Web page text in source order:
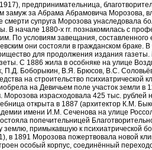
предпринимательница,
замуж за Абрама Абрамовича Морозова,
супруга Морозова унаследовала
В начале 1880-х гг. познакомилась с
По условиям завещания,
они состояли в гражданском браке.
для продолжения издания
С 1886 жила в особняке на улице
Боборыкин, В.Я. Брюсов, В.С.
на строительство
на Девичьем поле участок земли в
Морозова израсходовала 425 тыс. рублей
открыта в 1887 (архитектор К.М.
имени И.М. Сеченова на улице
попечительницей
землю, примыкавшую к психиатрической
в 1891 Морозова пожертвовала новой
особый корпус, соединённый